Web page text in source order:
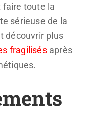
faire toute la
sérieuse de la
découvrir plus
fragilisésaprès